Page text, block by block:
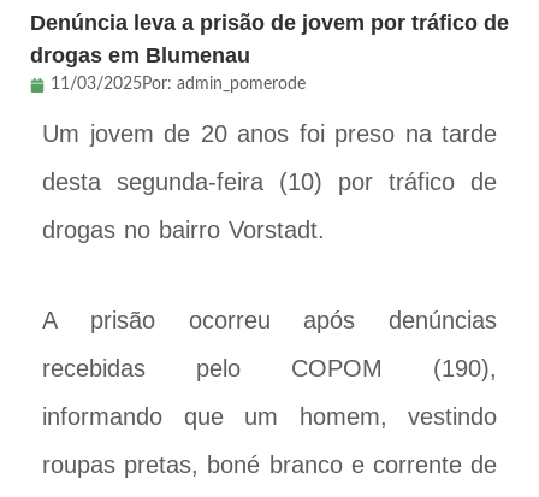
Denúncia leva a prisão de jovem por tráfico de
drogas em Blumenau
11/03/2025Por: admin_pomerode
Um jovem de 20 anos foi preso na tarde
desta segunda-feira (10) por tráfico de
drogas no bairro Vorstadt.
A prisão ocorreu após denúncias
recebidas pelo COPOM (190),
informando que um homem, vestindo
roupas pretas, boné branco e corrente de